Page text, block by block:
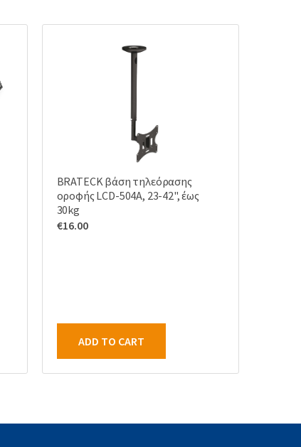
BRATECK βάση τηλεόρασης
οροφής LCD-504A, 23-42", έως
30kg
€16.00
ADD TO CART